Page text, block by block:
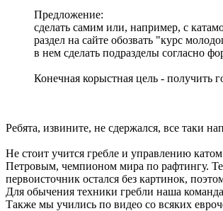
Предложение:
сделать самим или, например, с
раздел на сайте обозвать "курс
в нем сделать подразделы согласно
Конечная корыстная цель - получить
Ребята, извините, не сдержался, все таки
Не стоит учится гребле и управлению
Петровым, чемпионом мира по рафтингу.
первоисточник остался без картинок,
Для обычения техники гребли наша
Также мы учились по видео со всяких